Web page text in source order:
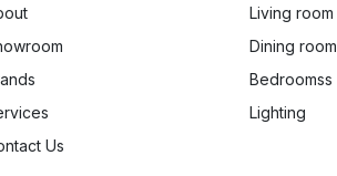
Us
Living room
Dining room
Bedroomss
Lighting